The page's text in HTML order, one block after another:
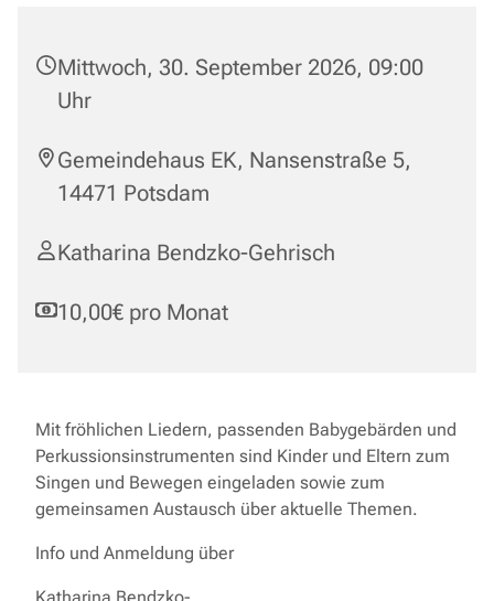
Mittwoch, 30. September 2026, 09:00
Uhr
Gemeindehaus EK, Nansenstraße 5,
14471 Potsdam
Katharina Bendzko-Gehrisch
10,00€ pro Monat
Mit fröhlichen Liedern, passenden Babygebärden und
Perkussionsinstrumenten sind Kinder und Eltern zum
Singen und Bewegen eingeladen sowie zum
gemeinsamen Austausch über aktuelle Themen.
Info und Anmeldung über